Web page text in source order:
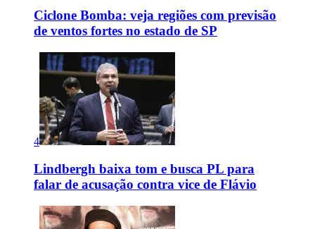
Ciclone Bomba: veja regiões com previsão
de ventos fortes no estado de SP
4
Lindbergh baixa tom e busca PL para
falar de acusação contra vice de Flávio